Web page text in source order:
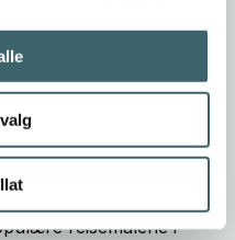
er et ledende norsk
Norges mest
Vår hovedaktivitet
reisemålene i